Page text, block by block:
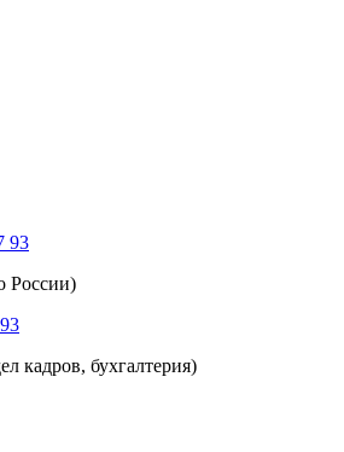
93
России)
кадров, бухгалтерия)